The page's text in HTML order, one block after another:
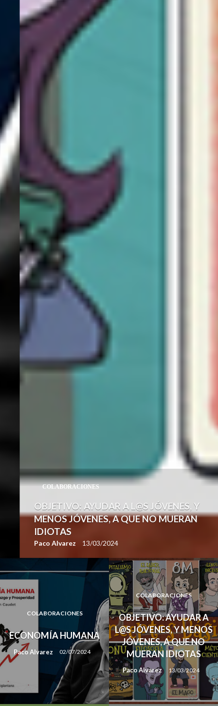
COLABORACIONES
OBJETIVO: AYUDAR A L@S JÓVENES, Y
MENOS JÓVENES, A QUE NO MUERAN
IDIOTAS
Paco Alvarez 13/03/2024
COLABORACIONES
ECONOMÍA HUMANA
Paco Alvarez 02/07/2024
COLABORACIONES
OBJETIVO: AYUDAR A
L@S JÓVENES, Y MENOS
JÓVENES, A QUE NO
MUERAN IDIOTAS
Paco Alvarez 13/03/2024